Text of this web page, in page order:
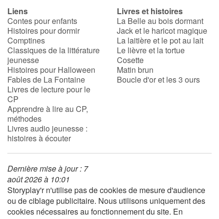
Liens
Contes pour enfants
Histoires pour dormir
Comptines
Classiques de la littérature
jeunesse
Histoires pour Halloween
Fables de La Fontaine
Livres de lecture pour le
CP
Apprendre à lire au CP,
méthodes
Livres audio jeunesse :
histoires à écouter
Livres et histoires
La Belle au bois dormant
Jack et le haricot magique
La laitière et le pot au lait
Le lièvre et la tortue
Cosette
Matin brun
Boucle d'or et les 3 ours
Dernière mise à jour : 7
août 2026 à 10:01
Storyplay'r n'utilise pas de cookies de mesure d'audience
ou de ciblage publicitaire. Nous utilisons uniquement des
cookies nécessaires au fonctionnement du site. En